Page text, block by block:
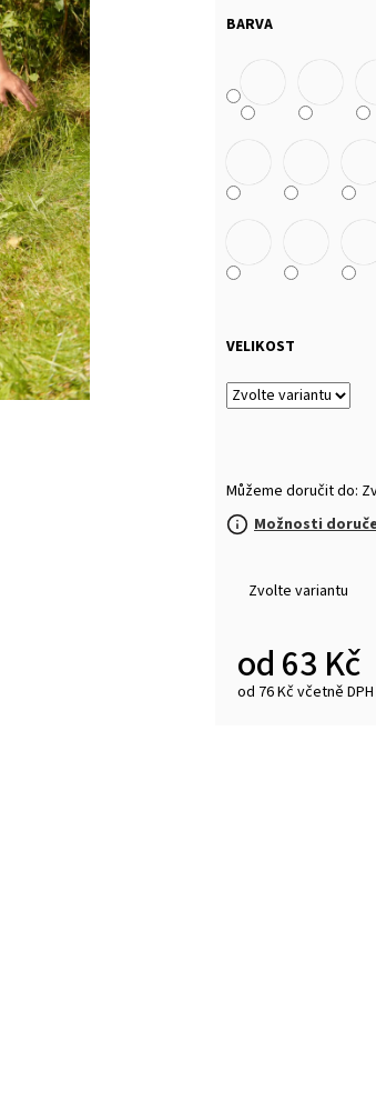
BARVA
VELIKOST
Můžeme doručit do:
Možnosti
Zvolte variantu
od63 Kč
od 76 Kčvčetně DPH
BAVLNA, SILIKONOVÁ ÚPRAVA